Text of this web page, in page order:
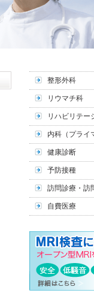
整形外科
リウマチ科
リハビリテー
内科（プライ
健康診断
予防接種
訪問診療・訪
自費医療